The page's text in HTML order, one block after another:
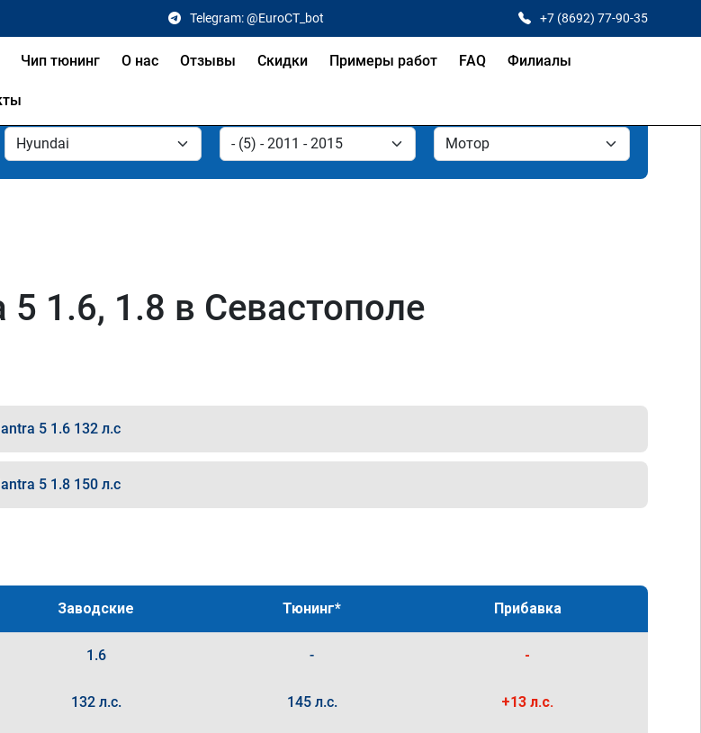
Telegram: @EuroCT_bot +7 (8692) 77-90-35
Чип тюнинг О нас Отзывы Скидки Примеры работ FAQ Филиалы
1.6, 1.8 в Севастополе
5 1.6 132 л.с
5 1.8 150 л.с
Заводские Тюнинг* Прибавка
1.6 - -
132 л.с. 145 л.с. +13 л.с.